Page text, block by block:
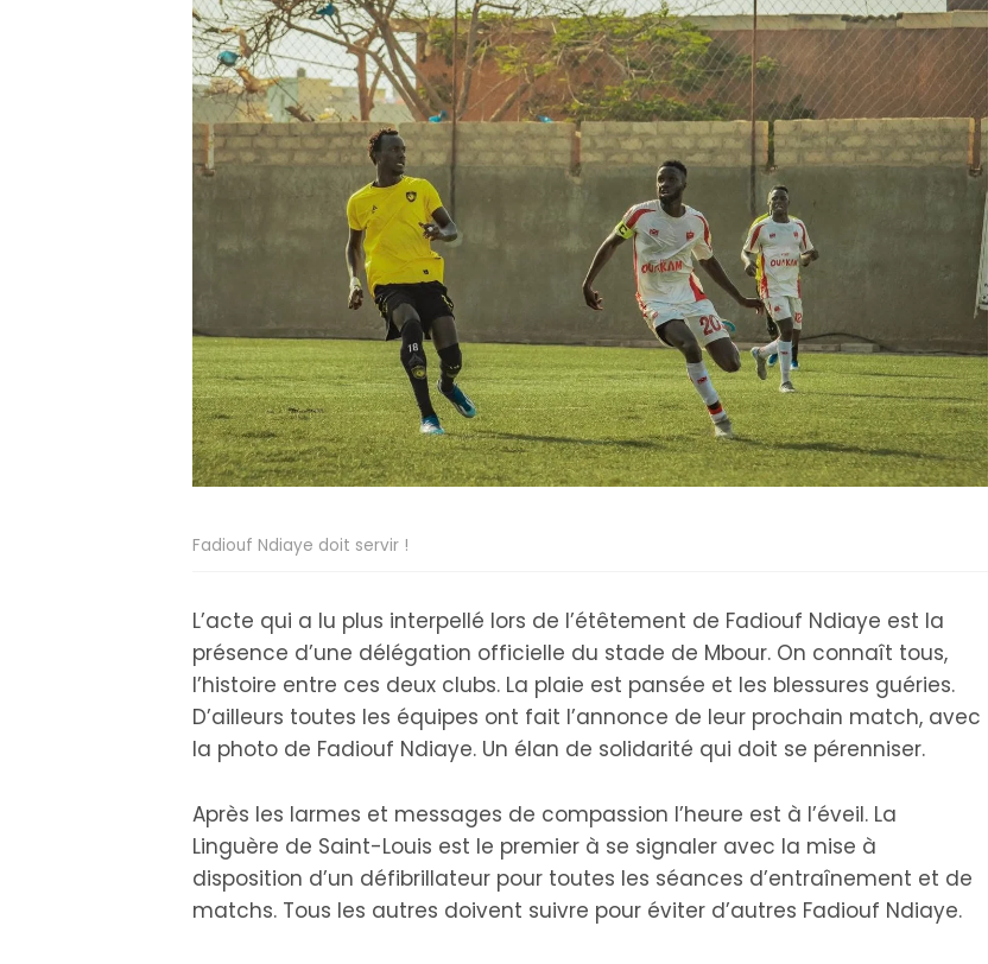
Fadiouf Ndiaye doit servir !
L’acte qui a lu plus interpellé lors de l’étêtement de Fadiouf Ndiaye est la
présence d’une délégation officielle du stade de Mbour. On connaît tous,
l’histoire entre ces deux clubs. La plaie est pansée et les blessures guéries.
D’ailleurs toutes les équipes ont fait l’annonce de leur prochain match, avec
la photo de Fadiouf Ndiaye. Un élan de solidarité qui doit se pérenniser.
Après les larmes et messages de compassion l’heure est à l’éveil. La
Linguère de Saint-Louis est le premier à se signaler avec la mise à
disposition d’un défibrillateur pour toutes les séances d’entraînement et de
matchs. Tous les autres doivent suivre pour éviter d’autres Fadiouf Ndiaye.